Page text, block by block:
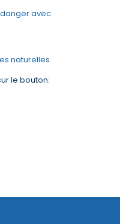
avec
naturelles
le bouton: